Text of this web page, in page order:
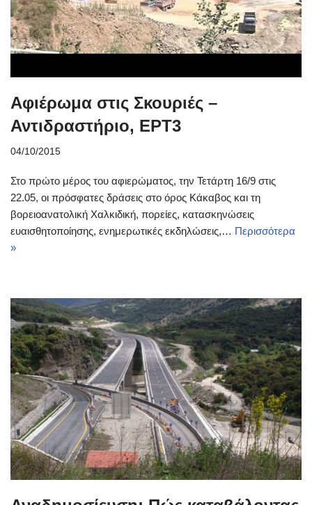
Αφιέρωμα στις Σκουριές –
Αντιδραστήριο, ΕΡΤ3
04/10/2015
Στο πρώτο μέρος του αφιερώματος, την Τετάρτη 16/9 στις
22.05, οι πρόσφατες δράσεις στο όρος Κάκαβος και τη
βορειοανατολική Χαλκιδική, πορείες, κατασκηνώσεις
ευαισθητοποίησης, ενημερωτικές εκδηλώσεις,… Περισσότερα
»